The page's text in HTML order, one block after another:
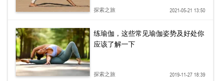
探索之旅 2021-05-21 13:50
练瑜伽，这些常见瑜伽姿势及好处你
应该了解一下
探索之旅 2019-11-27 18:39